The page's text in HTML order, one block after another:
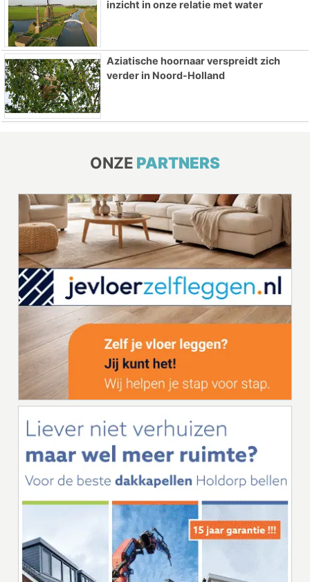
inzicht in onze relatie met water
Aziatische hoornaar verspreidt zich
verder in Noord-Holland
ONZE PARTNERS